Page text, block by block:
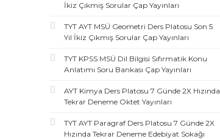
Aydın Yayınları (12)
Supara Yayınları (12)
Zafer Yayınları (12)
Karaağaç Yayınları (11)
Endemik Yayınları (10)
İkiz Çıkmış Sorular Çap Yayınları
TYT AYT MSÜ Geometri Ders Platosu Son 5
Yıl İkiz Çıkmış Sorular Çap Yayınları
TYT KPSS MSÜ Dil Bilgisi Sıfırmatik Konu
Anlatımı Soru Bankası Çap Yayınları
AYT Kimya Ders Platosu 7 Günde 2X Hızında
Tekrar Deneme Oktet Yayınları
TYT AYT Paragraf Ders Platosu 7 Günde 2X
Hızında Tekrar Deneme Edebiyat Sokağı